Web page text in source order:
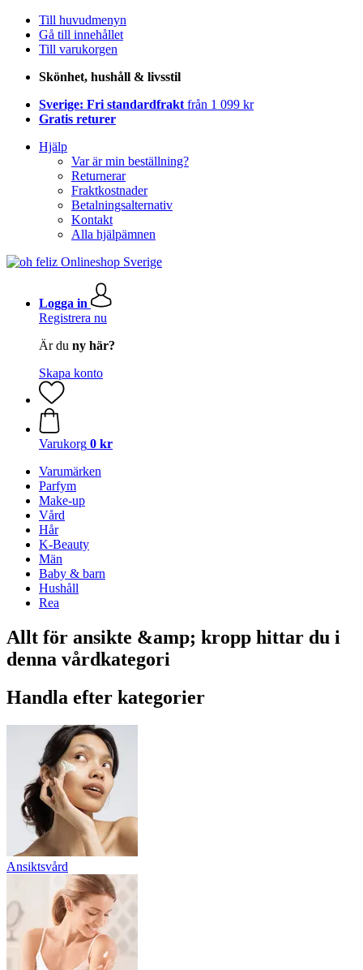
Till huvudmenyn
Gå till innehållet
Till varukorgen
Skönhet, hushåll & livsstil
Sverige: Fri standardfrakt från 1 099 kr
Gratis returer
Hjälp
Var är min beställning?
Returnerar
Fraktkostnader
Betalningsalternativ
Kontakt
Alla hjälpämnen
Logga in
Registrera nu
Är du ny här?
Skapa konto
Varukorg 0 kr
Varumärken
Parfym
Make-up
Vård
Hår
K-Beauty
Män
Baby & barn
Hushåll
Rea
Allt för ansikte &amp; kropp hittar du i
denna vårdkategori
Handla efter kategorier
Ansiktsvård